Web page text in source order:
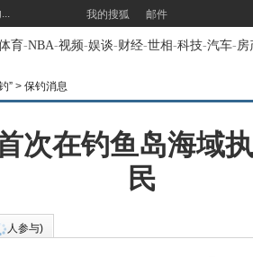
我的搜狐 邮件
育-NBA-视频-娱谈-财经-世相-科技-汽车-房
” > 保钓消息
次在钓鱼岛海域
民
人参与)